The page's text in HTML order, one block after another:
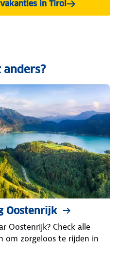
in Tirol
anders?
Oostenrijk
Oostenrijk? Check alle
om zorgeloos te rijden in